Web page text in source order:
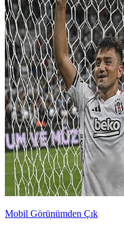
Mobil Görünümden Çık